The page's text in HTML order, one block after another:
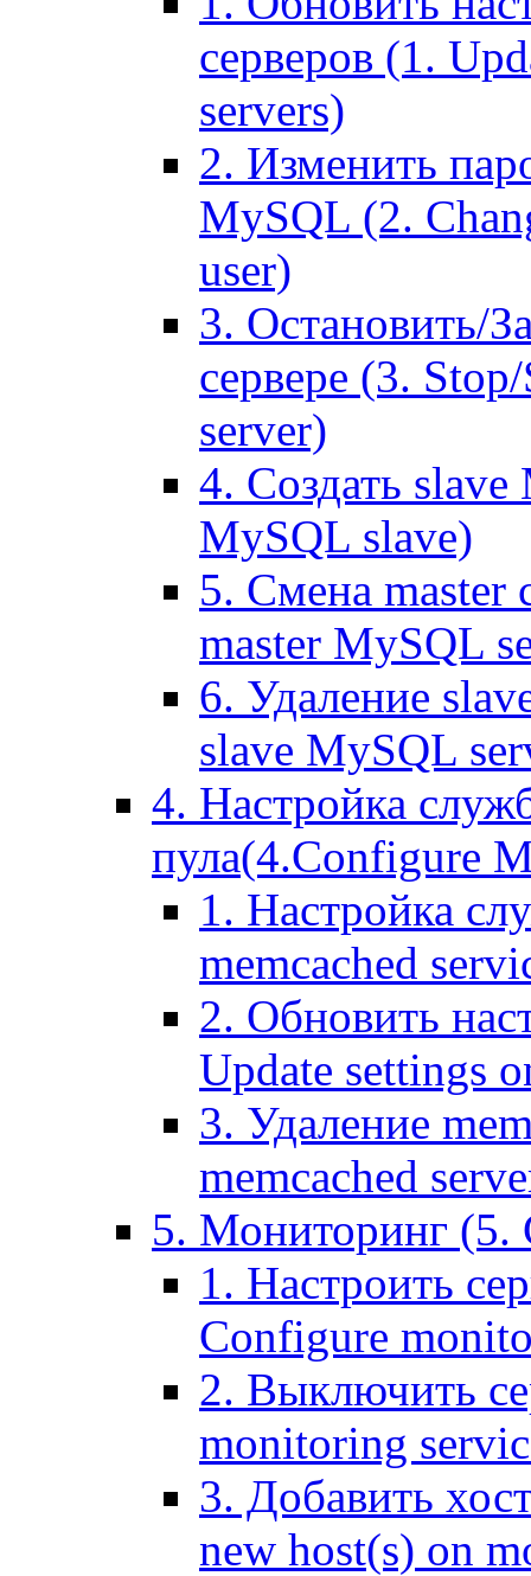
серверов (1.
servers)
2. Изменить
MySQL (2.
user)
3. Остановить/
сервере (3.
server)
4. Создать
MySQL slave)
5. Смена master
master MySQL
6. Удаление
slave MySQL
4. Настройка
пула(4.Configure
1. Настройка
memcached
2. Обновить
Update settings
3. Удаление
memcached
5. Мониторинг (5.
1. Настроить
Configure
2. Выключить
monitoring
3. Добавить
new host(s) on